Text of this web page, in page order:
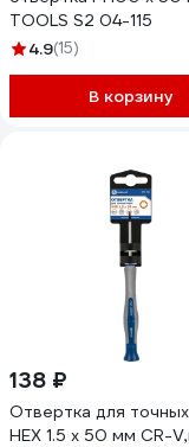
TOOLS S2 04-115
4.9(15)
В корзину
138 ₽
Отвертка для
HEX 1.5 х 50 мм CR-